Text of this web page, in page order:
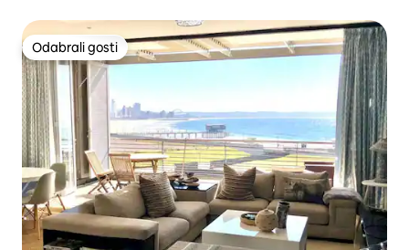
Odabrali gosti
Odabrali gosti